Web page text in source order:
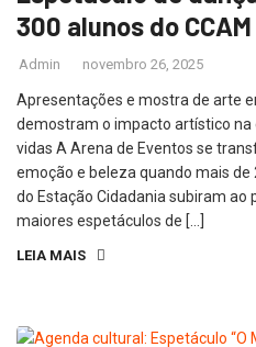
300 alunos do CCAM
Admin novembro 26, 2025
Apresentações e mostra de arte
demostram o impacto artístico
vidas A Arena de Eventos se
emoção e beleza quando mais de
do Estação Cidadania subiram
maiores espetáculos de […]
LEIA MAIS